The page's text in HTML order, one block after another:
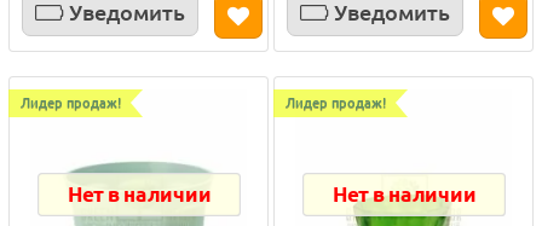
Уведомить Уведомить
Лидер продаж!
Нет в наличии
Лидер продаж!
Нет в наличии